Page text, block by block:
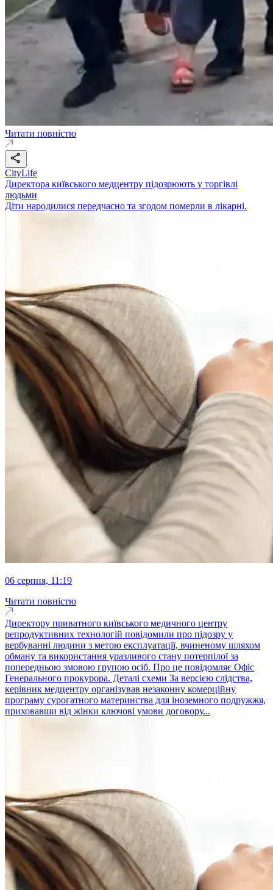
Читати повністю
CityLife
Директора київського медцентру підозрюють у торгівлі
людьми
Діти народилися передчасно та згодом померли в лікарні.
06 серпня, 11:19
Читати повністю
Директору приватного київського медичного центру
репродуктивних технологій повідомили про підозру у
вербуванні людини з метою експлуатації, вчиненому шляхом
обману та використання уразливого стану потерпілої за
попередньою змовою групою осіб. Про це повідомляє Офіс
Генерального прокурора. Деталі схеми За версією слідства,
керівник медцентру організував незаконну комерційну
програму сурогатного материнства для іноземного подружжя,
приховавши від жінки ключові умови договору...